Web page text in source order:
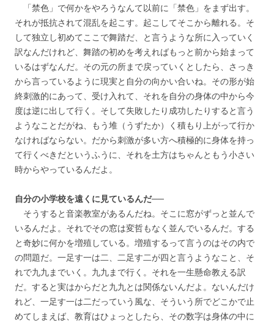
「禁色」で何かをやろうなんて以前に「禁色」をまず出す。
それが抵抗されて混乱を起こす。起こしてそこから離れる。そ
して独立し初めてここで舞踏だ、と言うような所に入っていく
訳なんだけれど、舞踏の初めを考えればもっと前から始まって
いるはずなんだ。その元の所まで戻っていくとしたら、さっき
から言っているように現実と自分の向かい合いね。その形が始
終刺激的にあって、受け入れて、それを自分の身体の中から今
度は逆に出して行く。そして失敗したり成功したりすると言う
ようなことだがね、もう堆（うずたか）く積もり上がって行か
なければならない。だから刺激が多い方へ積極的に身体を持っ
て行くべきだというふうに、それを土方はちゃんともう小さい
時からやっているんだよ。
自分の小学校を遠くに見ているんだ──
そうすると音楽教室があるんだね。そこに窓がずっと並んで
いるんだよ。それでその窓は変哲もなく並んでいるんだ。する
と奇妙に何かを増殖している。増殖するって言うのはその内で
の問題だ。一足す一は二、二足す二が四と言うようなこと、そ
れで九九までいく。九九まで行く。それを一生懸命教える訳
だ。すると実はからだと九九とは関係ないんだよ。ないんだけ
れど、一足す一は二だっていう風な、そういう所でどこかで止
めてしまえば、教育はひょっとしたら、その数字は身体の中に